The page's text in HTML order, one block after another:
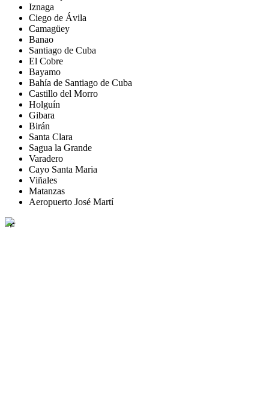
Iznaga
Ciego de Ávila
Camagüey
Banao
Santiago de Cuba
El Cobre
Bayamo
Bahía de Santiago de Cuba
Castillo del Morro
Holguín
Gibara
Birán
Santa Clara
Sagua la Grande
Varadero
Cayo Santa Maria
Viñales
Matanzas
Aeropuerto José Martí